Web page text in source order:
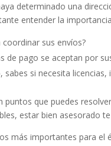
determinado una
entender la
coordinar sus envíos?
de pago se aceptan por
sabes si necesita
puntos que puedes
estar bien asesorado
más importantes para el